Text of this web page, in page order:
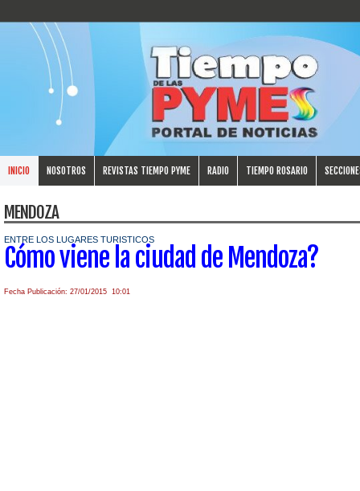
INICIO NOSOTROS REVISTAS TIEMPO PYME RADIO TIEMPO ROSARIO
MENDOZA
ENTRE LOS LUGARES TURISTICOS
Cómo viene la ciudad de Mendoza?
Fecha Publicación: 27/01/2015 10:01